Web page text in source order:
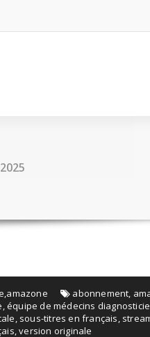
,amazone abonnement,
,équipe de médecins
, sous-titres en français,
,version originale